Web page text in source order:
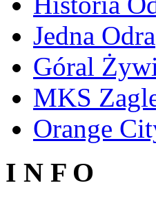
Jedna Odra
Góral
MKS
Orange
I N F O